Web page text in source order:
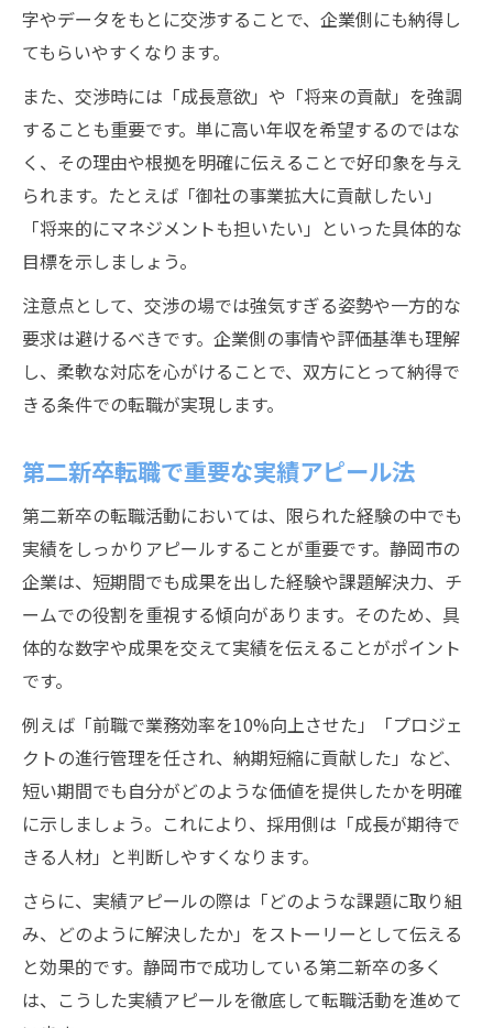
字やデータをもとに交渉することで、企業側にも納得し
てもらいやすくなります。
また、交渉時には「成長意欲」や「将来の貢献」を強調
することも重要です。単に高い年収を希望するのではな
く、その理由や根拠を明確に伝えることで好印象を与え
られます。たとえば「御社の事業拡大に貢献したい」
「将来的にマネジメントも担いたい」といった具体的な
目標を示しましょう。
注意点として、交渉の場では強気すぎる姿勢や一方的な
要求は避けるべきです。企業側の事情や評価基準も理解
し、柔軟な対応を心がけることで、双方にとって納得で
きる条件での転職が実現します。
第二新卒転職で重要な実績アピール法
第二新卒の転職活動においては、限られた経験の中でも
実績をしっかりアピールすることが重要です。静岡市の
企業は、短期間でも成果を出した経験や課題解決力、チ
ームでの役割を重視する傾向があります。そのため、具
体的な数字や成果を交えて実績を伝えることがポイント
です。
例えば「前職で業務効率を10%向上させた」「プロジェ
クトの進行管理を任され、納期短縮に貢献した」など、
短い期間でも自分がどのような価値を提供したかを明確
に示しましょう。これにより、採用側は「成長が期待で
きる人材」と判断しやすくなります。
さらに、実績アピールの際は「どのような課題に取り組
み、どのように解決したか」をストーリーとして伝える
と効果的です。静岡市で成功している第二新卒の多く
は、こうした実績アピールを徹底して転職活動を進めて